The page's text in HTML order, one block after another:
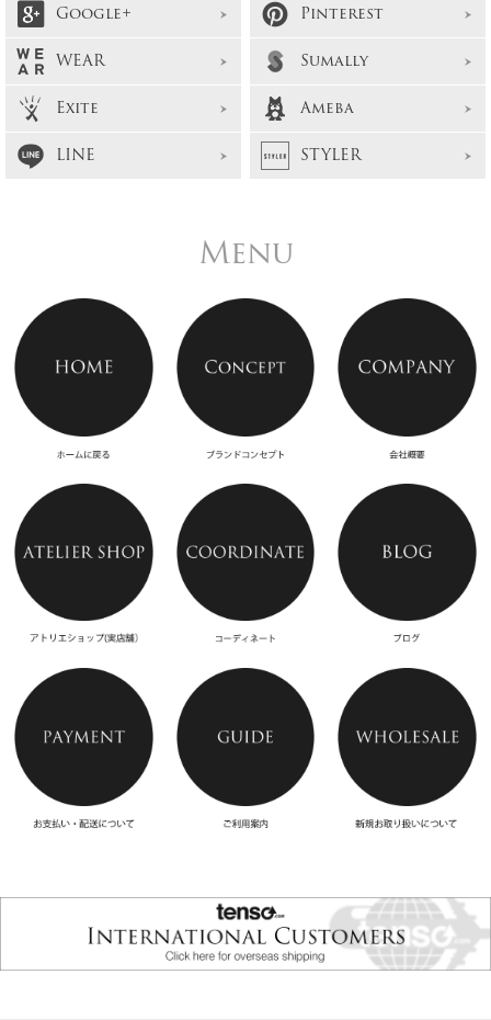
Google+
Pinterest
WEAR
Sumally
Exite
Ameba
LINE
STYLER
Menu